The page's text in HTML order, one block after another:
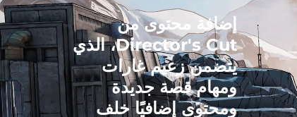
إضافة محتوى من
Director's Cut، الذي
يتضمن زعيم غارات
ومهام قصة جديدة
ومحتوى إضافيًا خلف